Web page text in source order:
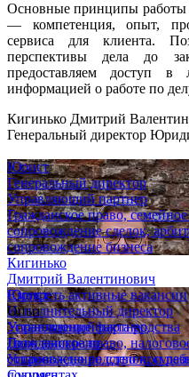
Основные принципы
— компетенция, опыт,
сервиса для клиента.
перспективы дела до
предоставляем доступ
информацией о работе по
Кигинько Дмитрий
Генеральный директор
Юрист
Генеральный директор
Управляющий партнер
Гражданское право,
сопровождение сделок,
сопровождение бизнеса
Кигинько
Дмитрий Валентинович
Юрист
Исполнительный директор
Управляющий партнер
Гражданское право,
сопровождение сделок,
Смотреть активные вакансии
Опыт
Установление факта родства
Дело выиграно
Установлено родство при